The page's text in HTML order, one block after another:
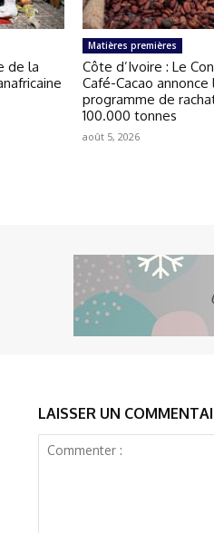
de la
Matières premières
Côte d’Ivoire : Le
Café-Cacao annonce
programme de
100.000 tonnes
août 5, 2026
LAISSER UN